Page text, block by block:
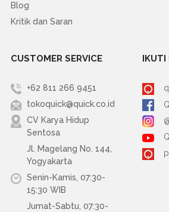
Blog
Kritik dan Saran
CUSTOMER SERVICE
+62 811 266 9451
tokoquick@quick.co.id
CV Karya Hidup
Sentosa
Jl. Magelang No. 144,
Yogyakarta
Senin-Kamis, 07:30-
15:30 WIB
Jumat-Sabtu, 07:30-
IKUTI